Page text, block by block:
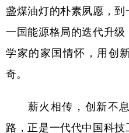
盏煤油灯的朴素夙愿，到
一国能源格局的迭代升
学家的家国情怀，用创
奇。
薪火相传，创新不息
路，正是一代代中国科